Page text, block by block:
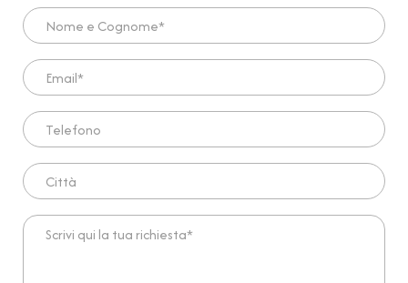
Nome e Cognome*
Email*
Telefono
Città
Scrivi qui la tua richiesta*